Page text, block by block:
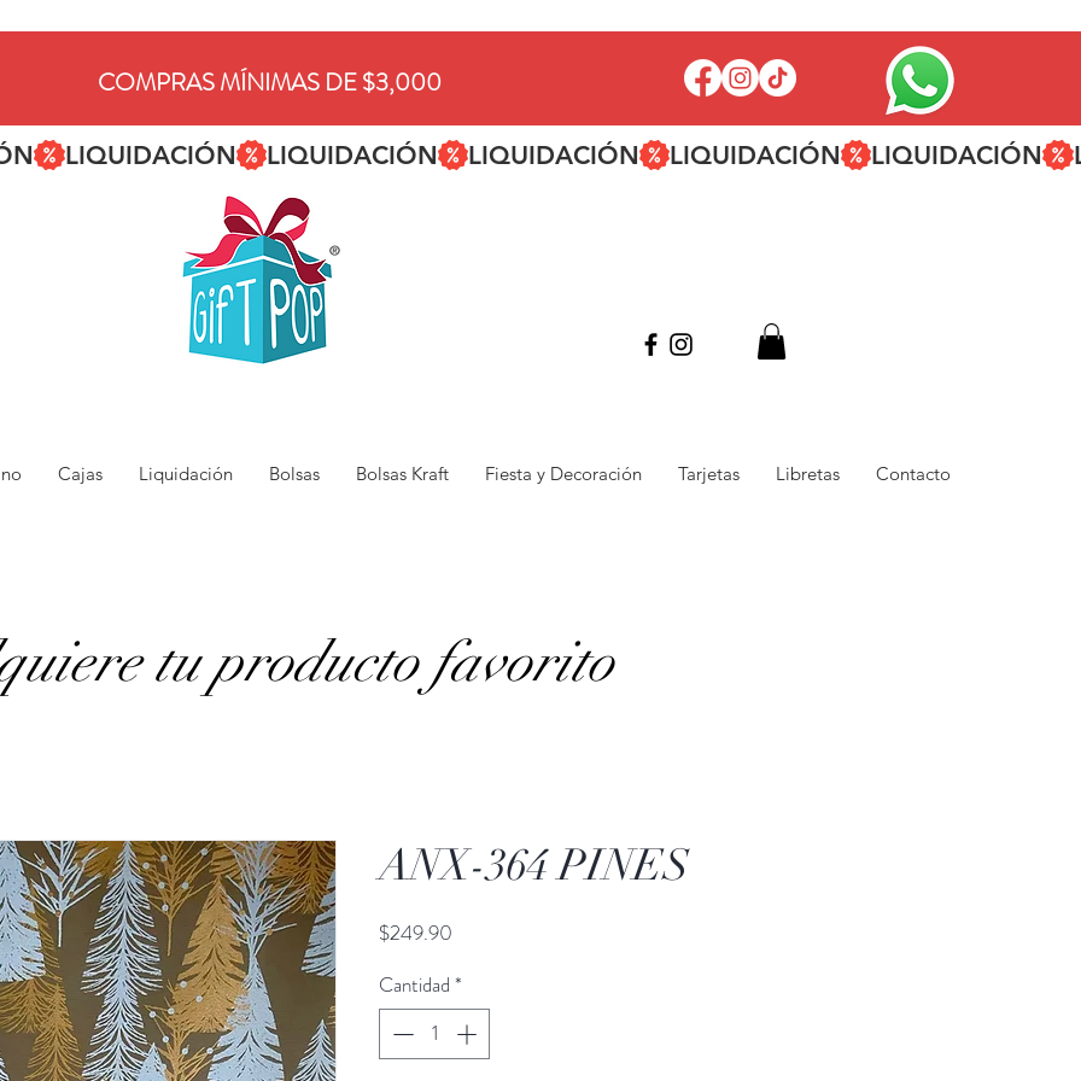
COMPRAS MÍNIMAS DE $3,000
Cajas Liquidación Bolsas Bolsas Kraft Fiesta y Decoración Tarjetas Libretas Contacto
tu producto favorito
ANX-364 PINES
$249.90
Cantidad *